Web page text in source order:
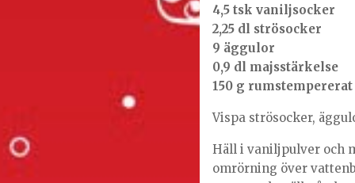
4,5 tsk vaniljsocker
2,25 dl strösocker
9 äggulor
0,9 dl majsstärkelse
150 g
Vispa strösocker,
Häll i vaniljpulver och
omrörning över